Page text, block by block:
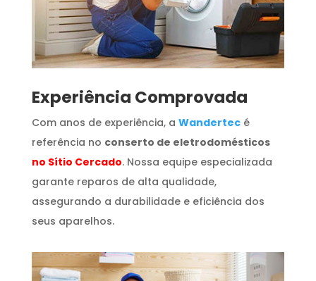
​Experiência Comprovada
Com anos de experiência, a Wandertecé
referência no conserto de eletrodomésticos
no Sítio Cercado. Nossa equipe especializada
garante reparos de alta qualidade,
assegurando a durabilidade e eficiência dos
seus aparelhos.